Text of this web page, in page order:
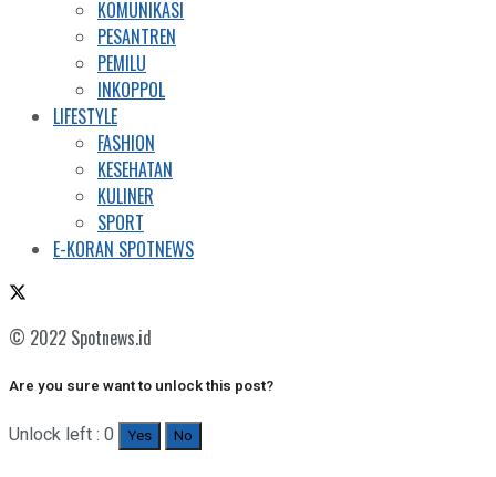
KOMUNIKASI
PESANTREN
PEMILU
INKOPPOL
LIFESTYLE
FASHION
KESEHATAN
KULINER
SPORT
E-KORAN SPOTNEWS
© 2022 Spotnews.id
Are you sure want to unlock this post?
Unlock left : 0 Yes No